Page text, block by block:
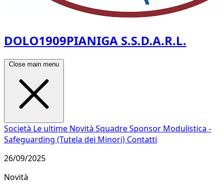
DOLO1909PIANIGA S.S.D.A.R.L.
Close main menu
Società Le ultime Novità SquadreSponsor Modulistica -
Safeguarding (Tutela dei Minori) Contatti
26/09/2025
Novità